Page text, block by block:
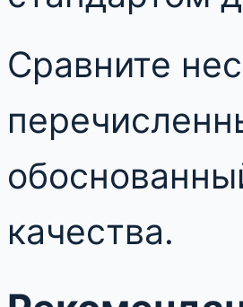
Сравните
качества.